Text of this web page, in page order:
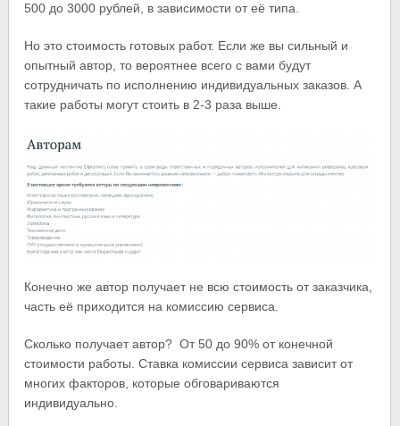
500 до 3000 рублей, в зависимости от её типа.
Но это стоимость готовых работ. Если же вы сильный и
опытный автор, то вероятнее всего с вами будут
сотрудничать по исполнению индивидуальных заказов. А
такие работы могут стоить в 2-3 раза выше.
Конечно же автор получает не всю стоимость от заказчика,
часть её приходится на комиссию сервиса.
Сколько получает автор? От 50 до 90% от конечной
стоимости работы. Ставка комиссии сервиса зависит от
многих факторов, которые обговариваются
индивидуально.